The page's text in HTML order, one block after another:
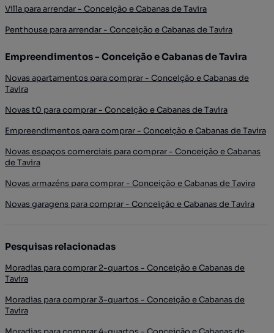
Villa para arrendar - Conceição e Cabanas de Tavira
Penthouse para arrendar - Conceição e Cabanas de Tavira
Empreendimentos - Conceição e Cabanas de Tavira
Novas apartamentos para comprar - Conceição e Cabanas de
Tavira
Novas t0 para comprar - Conceição e Cabanas de Tavira
Empreendimentos para comprar - Conceição e Cabanas de Tavira
Novas espaços comerciais para comprar - Conceição e Cabanas
de Tavira
Novas armazéns para comprar - Conceição e Cabanas de Tavira
Novas garagens para comprar - Conceição e Cabanas de Tavira
Pesquisas relacionadas
Moradias para comprar 2-quartos - Conceição e Cabanas de
Tavira
Moradias para comprar 3-quartos - Conceição e Cabanas de
Tavira